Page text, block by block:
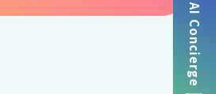
AI Concierge